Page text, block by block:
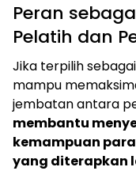
Peran
Pelatih dan
Jika terpilih
mampu
jembatan antara
membantu
kemampuan
yang diterapkan